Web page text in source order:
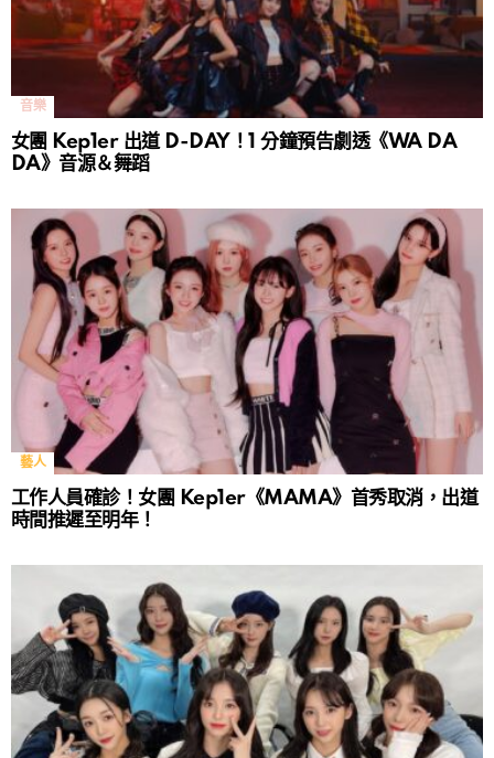
音樂
女團 Kep1er 出道 D-DAY！1 分鐘預告劇透《WA DA
DA》音源＆舞蹈
藝人
工作人員確診！女團 Kep1er《MAMA》首秀取消，出道
時間推遲至明年！